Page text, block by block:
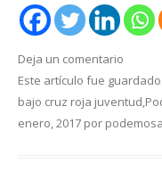
Deja un comentario
Este artículo fue
bajo cruz roja juventud,
enero, 2017 por